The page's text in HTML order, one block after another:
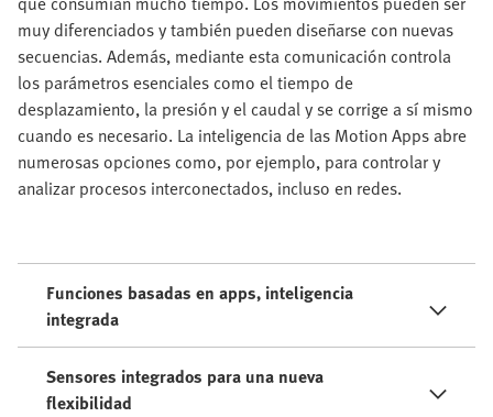
muy diferenciados y también pueden diseñarse con nuevas
secuencias. Además, mediante esta comunicación controla
los parámetros esenciales como el tiempo de
desplazamiento, la presión y el caudal y se corrige a sí mismo
cuando es necesario. La inteligencia de las Motion Apps abre
numerosas opciones como, por ejemplo, para controlar y
analizar procesos interconectados, incluso en redes.
Funciones basadas en apps, inteligencia
integrada
Sensores integrados para una nueva
flexibilidad